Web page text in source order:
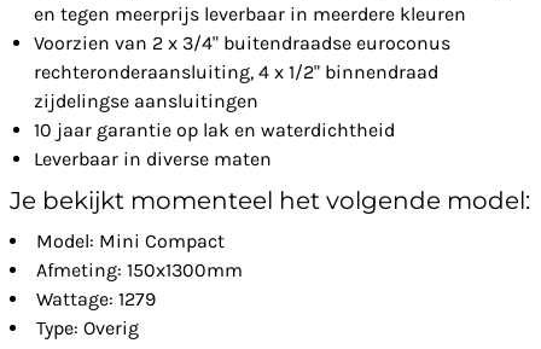
en tegen meerprijs leverbaar in meerdere kleuren
Voorzien van 2 x 3/4" buitendraadse euroconus
rechteronderaansluiting, 4 x 1/2" binnendraad
zijdelingse aansluitingen
10 jaar garantie op lak en waterdichtheid
Leverbaar in diverse maten
Je bekijkt momenteel het volgende model:
Model: Mini Compact
Afmeting: 150x1300mm
Wattage: 1279
Type: Overig